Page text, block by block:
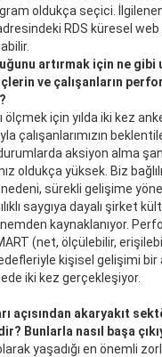
oldukça seçici.
RDS küresel
artırmak için ne gibi
ve çalışanların
ölçmek için yılda iki kez
çalışanlarımızın
aksiyon alma
oldukça yüksek. Biz
nedeni, sürekli gelişime
saygıya dayalı şirket
kaynaklanıyor.
(net, ölçülebilir,
kişisel gelişimi
iki kez gerçekleşiyor.
açısından akaryakıt
Bunlarla nasıl başa
yaşadığı en önemli